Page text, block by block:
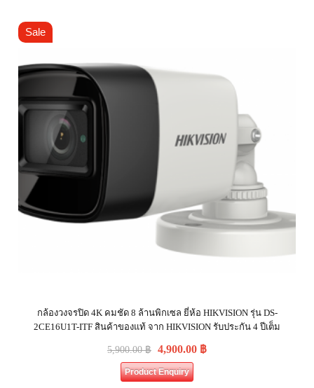
Sale
กล้องวงจรปิด 4K คมชัด 8 ล้านพิกเซล ยี่ห้อ HIKVISION รุ่น DS-
2CE16U1T-ITF สินค้าของแท้ จาก HIKVISION รับประกัน 4 ปีเต็ม
5,900.00฿ 4,900.00 ฿
Product Enquiry